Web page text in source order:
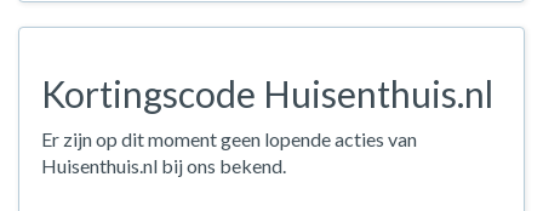
Kortingscode Huisenthuis.nl
Er zijn op dit moment geen lopende acties van
Huisenthuis.nl bij ons bekend.